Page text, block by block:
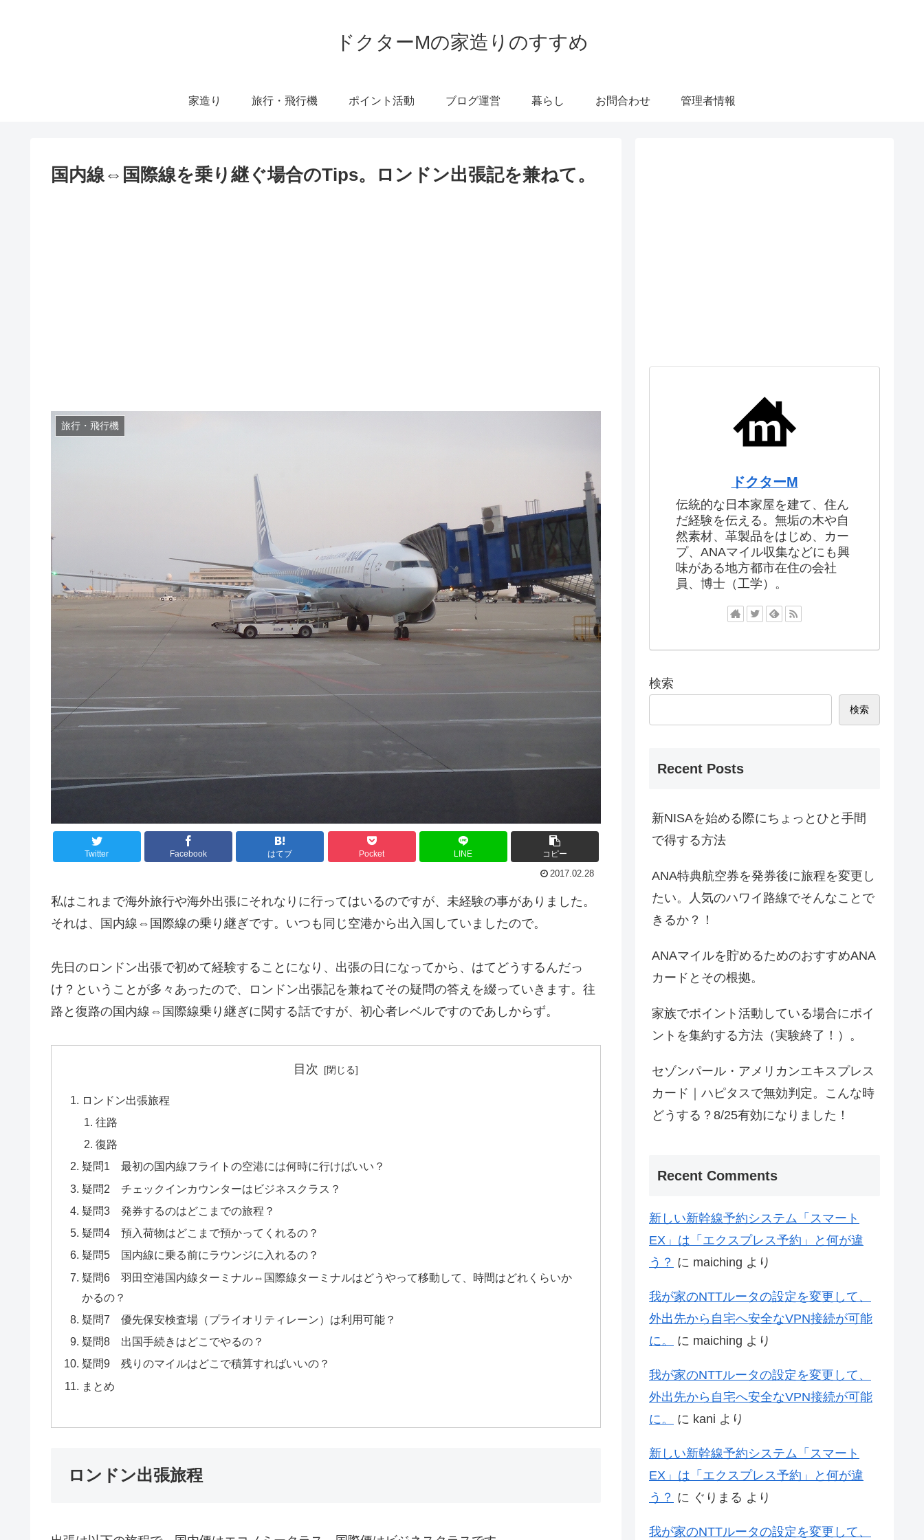
ドクターMの家造りのすすめ
家造り 旅行・飛行機 ポイント活動 ブログ運営 暮らし お問合わせ 管理者情報
国内線⇔国際線を乗り継ぐ場合のTips。ロンドン出張記を兼ねて。
旅行・飛行機
Twitter Facebook はてブ Pocket LINE コピー
2017.02.28
私はこれまで海外旅行や海外出張にそれなりに行ってはいるのですが、未経験の事がありました。
それは、国内線⇔国際線の乗り継ぎです。いつも同じ空港から出入国していましたので。
先日のロンドン出張で初めて経験することになり、出張の日になってから、はてどうするんだっ
け？ということが多々あったので、ロンドン出張記を兼ねてその疑問の答えを綴っていきます。往
路と復路の国内線⇔国際線乗り継ぎに関する話ですが、初心者レベルですのであしからず。
目次
ロンドン出張旅程
往路
復路
疑問1 最初の国内線フライトの空港には何時に行けばいい？
疑問2 チェックインカウンターはビジネスクラス？
疑問3 発券するのはどこまでの旅程？
疑問4 預入荷物はどこまで預かってくれるの？
疑問5 国内線に乗る前にラウンジに入れるの？
疑問6 羽田空港国内線ターミナル⇔国際線ターミナルはどうやって移動して、時間はどれくらいか
かるの？
疑問7 優先保安検査場（プライオリティレーン）は利用可能？
疑問8 出国手続きはどこでやるの？
疑問9 残りのマイルはどこで積算すればいいの？
まとめ
ロンドン出張旅程
ドクターM
伝統的な日本家屋を建て、住ん
だ経験を伝える。無垢の木や自
然素材、革製品をはじめ、カー
プ、ANAマイル収集などにも興
味がある地方都市在住の会社
員、博士（工学）。
検索
検索
Recent Posts
新NISAを始める際にちょっとひと手間
で得する方法
ANA特典航空券を発券後に旅程を変更し
たい。人気のハワイ路線でそんなことで
きるか？！
ANAマイルを貯めるためのおすすめANA
カードとその根拠。
家族でポイント活動している場合にポイ
ントを集約する方法（実験終了！）。
セゾンパール・アメリカンエキスプレス
カード｜ハピタスで無効判定。こんな時
どうする？8/25有効になりました！
Recent Comments
新しい新幹線予約システム「スマート
EX」は「エクスプレス予約」と何が違
う？ に maiching より
我が家のNTTルータの設定を変更して、
外出先から自宅へ安全なVPN接続が可能
に。
に maiching より
我が家のNTTルータの設定を変更して、
外出先から自宅へ安全なVPN接続が可能
に。
に kani より
新しい新幹線予約システム「スマート
EX」は「エクスプレス予約」と何が違
う？ に ぐりまる より
我が家のNTTルータの設定を変更して、